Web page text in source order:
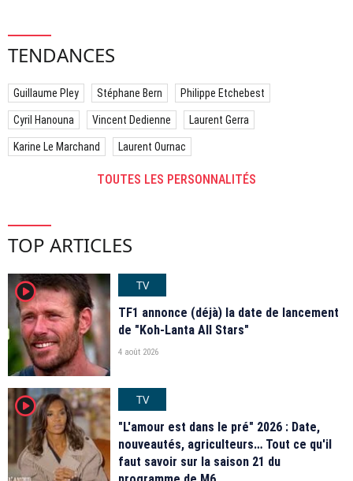
TENDANCES
Guillaume Pley Stéphane Bern Philippe Etchebest
Cyril Hanouna Vincent Dedienne Laurent Gerra
Karine Le Marchand Laurent Ournac
TOUTES LES PERSONNALITÉS
TOP ARTICLES
player2
TV
TF1 annonce (déjà) la date de lancement
de "Koh-Lanta All Stars"
4 août 2026
player2
TV
"L'amour est dans le pré" 2026 : Date,
nouveautés, agriculteurs… Tout ce qu'il
faut savoir sur la saison 21 du